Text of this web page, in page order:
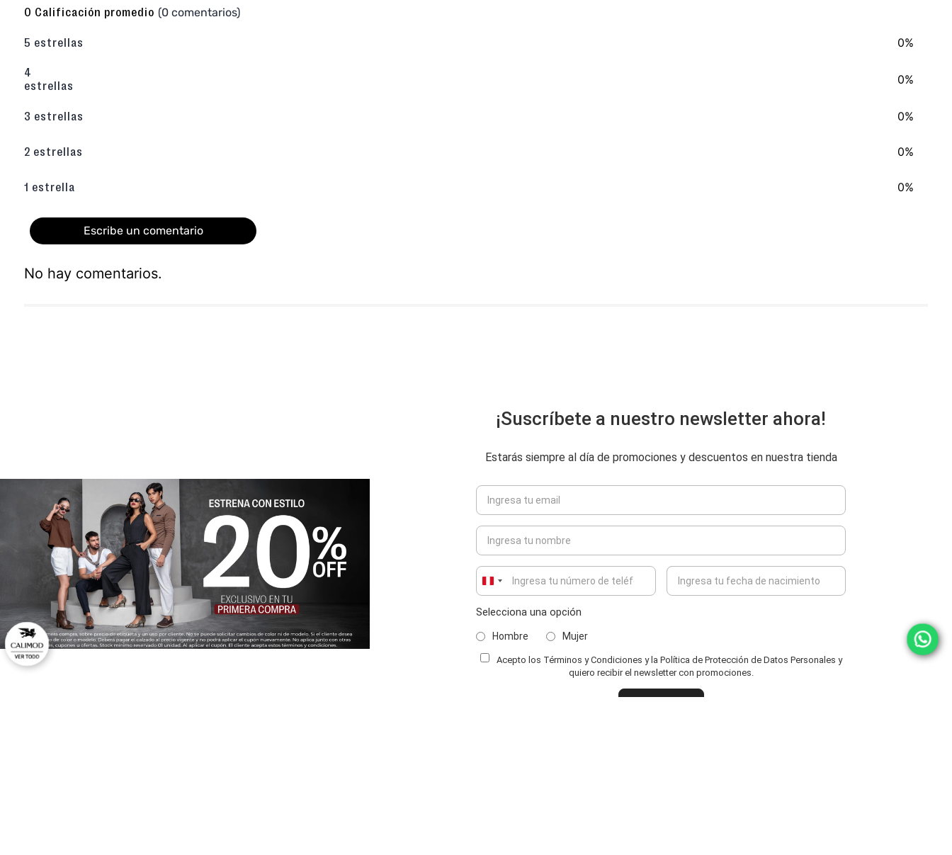
0 Calificación promedio (0 comentarios)
5 estrellas 0%
4
estrellas
0%
3 estrellas 0%
2 estrellas 0%
1 estrella 0%
Escribe un comentario
Dirección de email
Escribe un comentario
ENVIAR COMENTARIO
No hay comentarios.
¡Suscríbete a nuestro newsletter ahora!
Estarás siempre al día de promociones y descuentos en nuestra tienda
Peru
+51
Selecciona una opción
Hombre Mujer
Acepto los Términos y Condiciones y la Política de Protección de Datos Personales y
quiero recibir el newsletter con promociones.